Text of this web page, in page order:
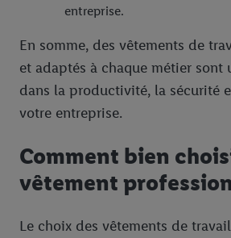
entreprise.
En somme, des vêtements de
et adaptés à chaque métier sont
dans la productivité, la sécurité
votre entreprise.
Comment bien
vêtement
Le choix des vêtements de